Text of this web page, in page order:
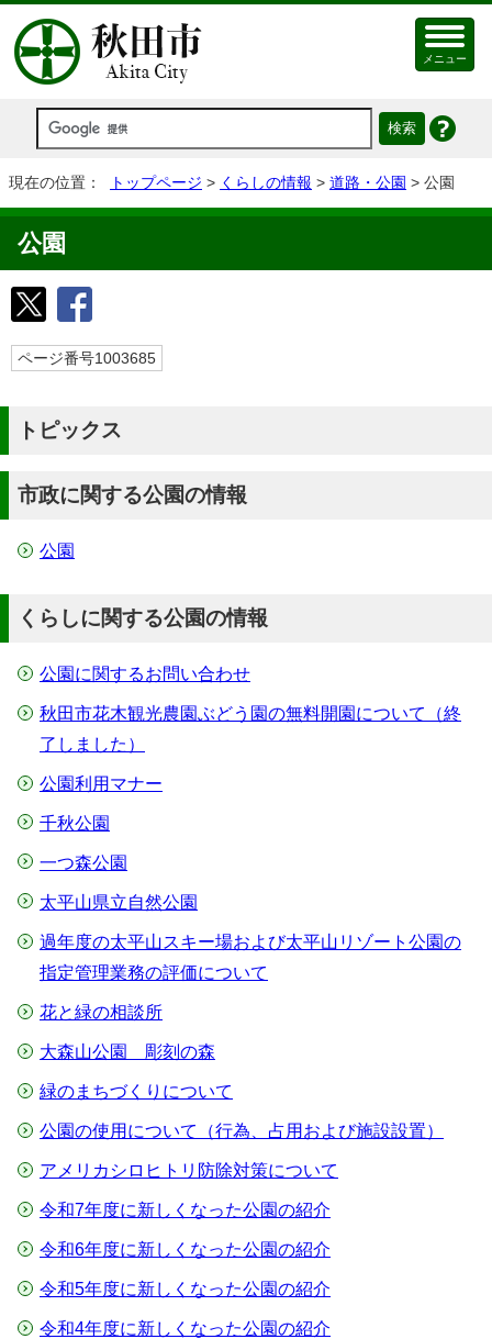
メニュー
現在の位置： トップページ > くらしの情報 > 道路・公園 > 公園
公園
ページ番号1003685
トピックス
市政に関する公園の情報
公園
くらしに関する公園の情報
公園に関するお問い合わせ
秋田市花木観光農園ぶどう園の無料開園について（終
了しました）
公園利用マナー
千秋公園
一つ森公園
太平山県立自然公園
過年度の太平山スキー場および太平山リゾート公園の
指定管理業務の評価について
花と緑の相談所
大森山公園 彫刻の森
緑のまちづくりについて
公園の使用について（行為、占用および施設設置）
アメリカシロヒトリ防除対策について
令和7年度に新しくなった公園の紹介
令和6年度に新しくなった公園の紹介
令和5年度に新しくなった公園の紹介
令和4年度に新しくなった公園の紹介